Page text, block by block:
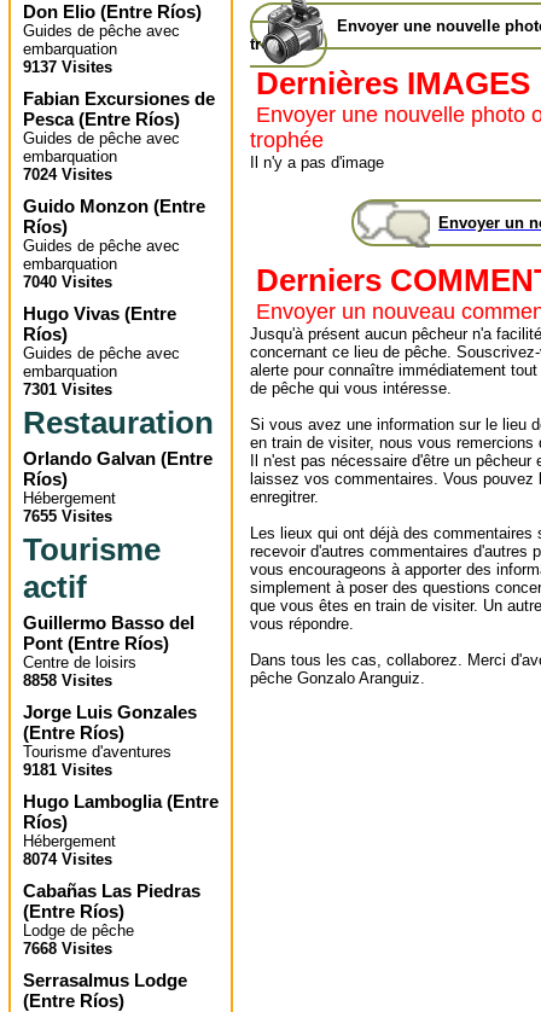
Don Elio (Entre Ríos)
Guides de pêche avec
embarquation
9137 Visites
Fabian Excursiones de
Pesca(Entre Ríos)
Guides de pêche avec
embarquation
7024 Visites
Guido Monzon (Entre
Ríos)
Guides de pêche avec
embarquation
7040 Visites
Hugo Vivas (Entre
Ríos)
Guides de pêche avec
embarquation
7301 Visites
Restauration
Orlando Galvan (Entre
Ríos)
Hébergement
7655 Visites
Tourisme
actif
Guillermo Basso del
Pont (Entre Ríos)
Centre de loisirs
8858 Visites
Jorge Luis Gonzales
(Entre Ríos)
Tourisme d'aventures
9181 Visites
Hugo Lamboglia(Entre
Ríos)
Hébergement
8074 Visites
Cabañas Las Piedras
(Entre Ríos)
Lodge de pêche
7668 Visites
Serrasalmus Lodge
(Entre Ríos)
Envoyer une nouvelle
trophée
Dernières IMAGES
Envoyer une nouvelle photo
trophée
Il n'y a pas d'image
Envoyer un
Derniers
Envoyer un nouveau
Jusqu'à présent aucun pêcheur n'a
concernant ce lieu de pêche.
alerte pour connaître immédiatement
de pêche qui vous intéresse.
Si vous avez une information sur le lieu
en train de visiter, nous vous remercions
Il n'est pas nécessaire d'être un pêcheur
laissez vos commentaires. Vous pouvez
enregitrer.
Les lieux qui ont déjà des commentaires
recevoir d'autres commentaires d'autres
vous encourageons à apporter des
simplement à poser des questions
que vous êtes en train de visiter. Un
vous répondre.
Dans tous les cas, collaborez. Merci
pêche Gonzalo Aranguiz.